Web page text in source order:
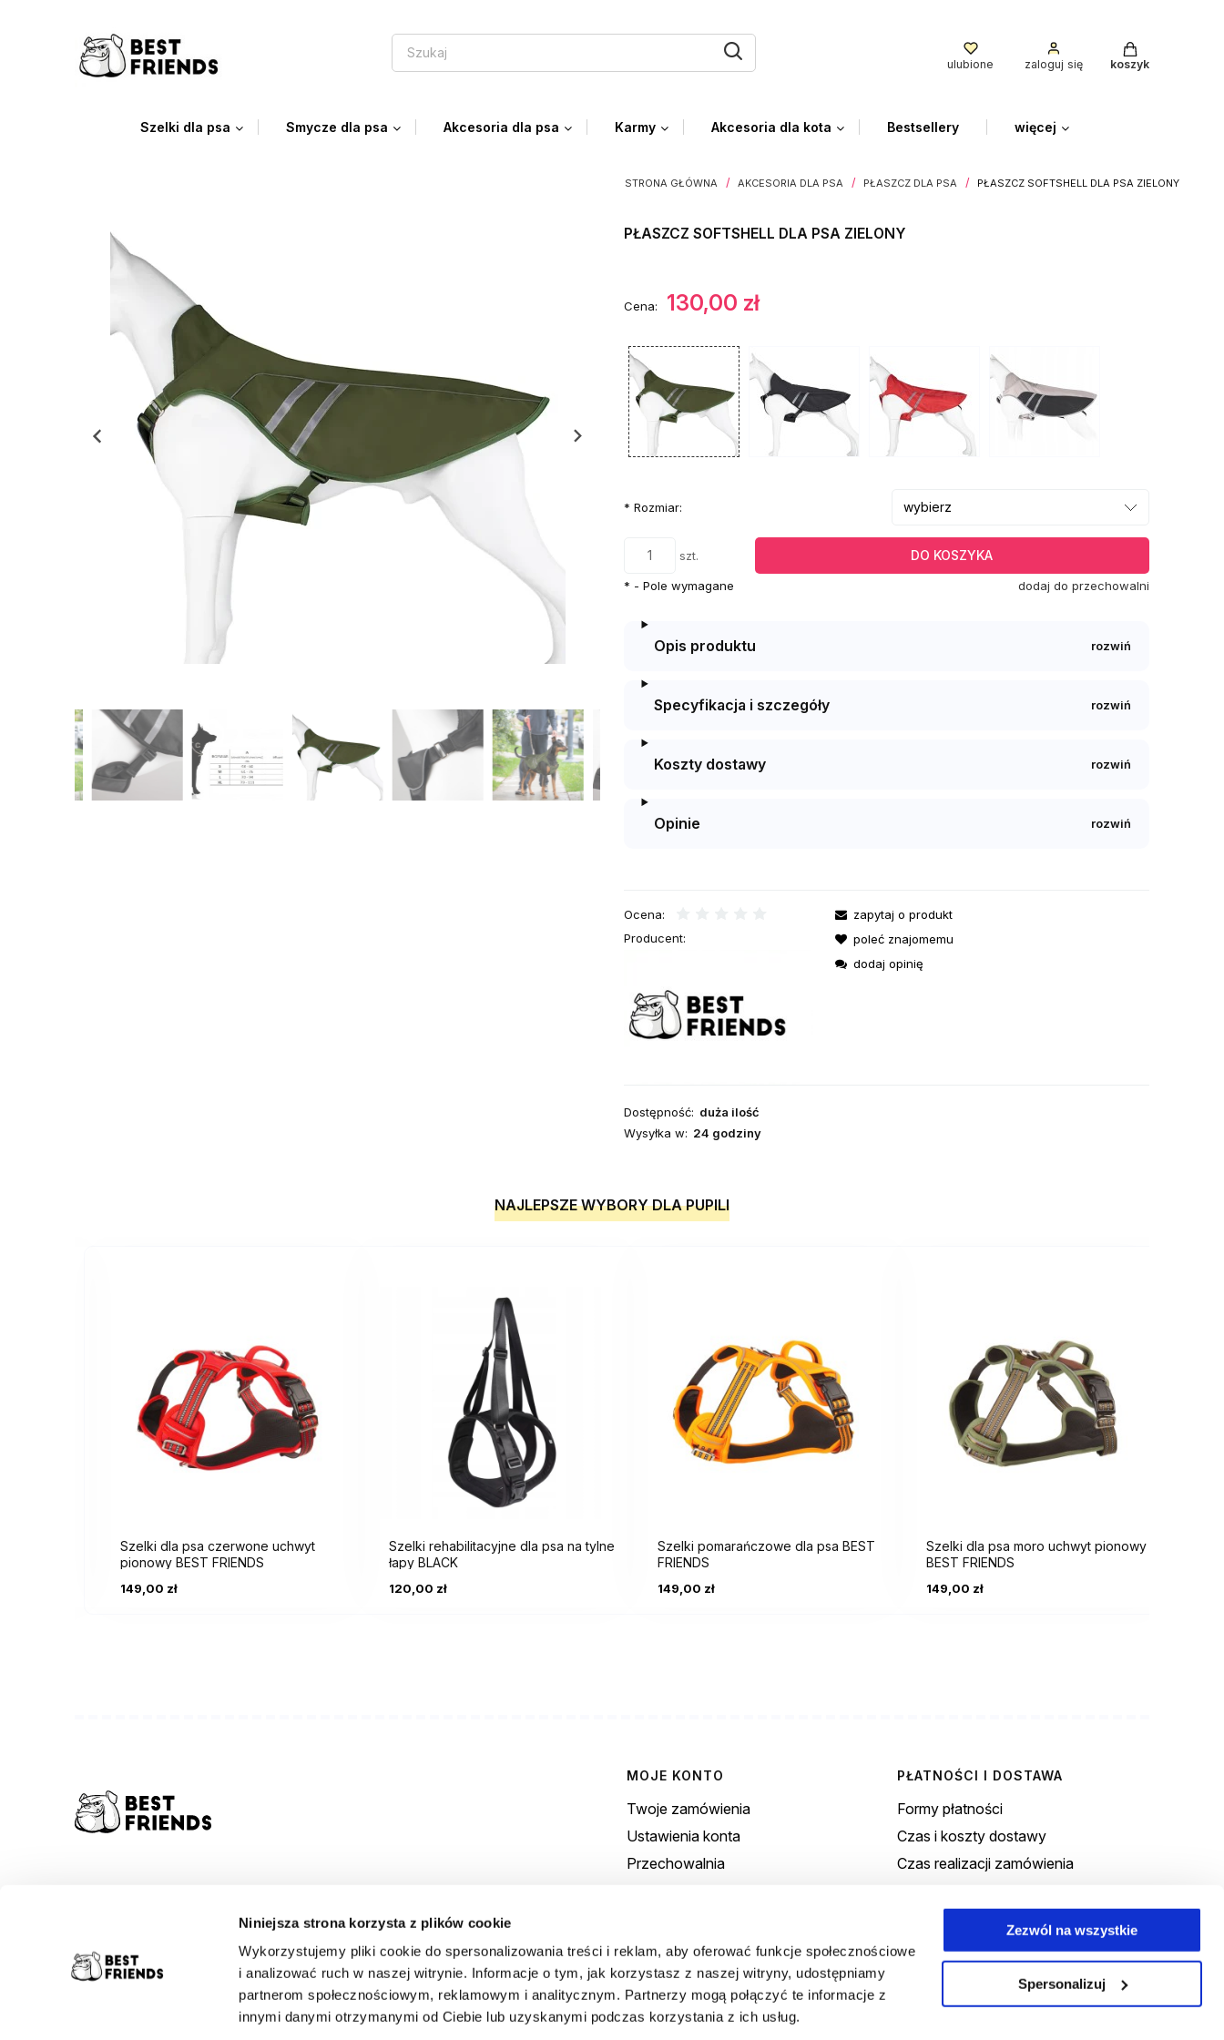
Niniejsza strona korzysta z plików cookie
Wykorzystujemy pliki cookie do spersonalizowania treści i reklam, aby oferować funkcje społecznościowe
i analizować ruch w naszej witrynie. Informacje o tym, jak korzystasz z naszej witryny, udostępniamy
partnerom społecznościowym, reklamowym i analitycznym. Partnerzy mogą połączyć te informacje z
innymi danymi otrzymanymi od Ciebie lub uzyskanymi podczas korzystania z ich usług.
Zezwól na wszystkie
Spersonalizuj
ulubione zaloguj się koszyk
Szelki dla psa Smycze dla psa Akcesoria dla psa Karmy Akcesoria dla kota Bestsellery więcej
STRONA GŁÓWNA AKCESORIA DLA PSA PŁASZCZ DLA PSA PŁASZCZ SOFTSHELL DLA PSA ZIELONY
PŁASZCZ SOFTSHELL DLA PSA ZIELONY
Cena: 130,00 zł
* Rozmiar:
szt. DO KOSZYKA
dodaj do przechowalni
* - Pole wymagane
Opis produktu
Specyfikacja i szczegóły
Koszty dostawy
Opinie
Ocena:
Producent:
zapytaj o produkt
poleć znajomemu
dodaj opinię
Dostępność: duża ilość
Wysyłka w: 24 godziny
NAJLEPSZE WYBORY DLA PUPILI
Szelki dla psa czerwone uchwyt
pionowy BEST FRIENDS
149,00 zł
Szelki rehabilitacyjne dla psa na tylne
łapy BLACK
120,00 zł
Szelki pomarańczowe dla psa BEST
FRIENDS
149,00 zł
Szelki dla psa moro uchwyt pionowy
BEST FRIENDS
149,00 zł
znajdziesz nas na:
facebooku
ul. Marianki 121G / 41-300 Dąbrowa Górnicza
MOJE KONTO
Twoje zamówienia
Ustawienia konta
Przechowalnia
PŁATNOŚCI I DOSTAWA
Formy płatności
Czas i koszty dostawy
Czas realizacji zamówienia
Polityka prywatności
Regulamin
Zwroty i Gwarancja
Kontakt i dane firmy
O firmie